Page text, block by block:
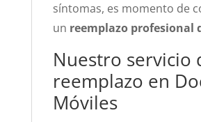
síntomas, es momento de
un reemplazo profesional
Nuestro servicio
reemplazo en
Móviles